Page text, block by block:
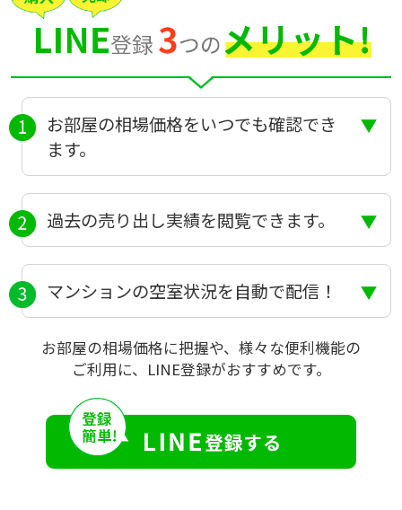
お部屋の相場価格をいつでも確認でき
ます。
過去の売り出し実績を閲覧できます。
マンションの空室状況を自動で配信！
お部屋の相場価格に把握や、様々な便利機能の
ご利用に、LINE登録がおすすめです。